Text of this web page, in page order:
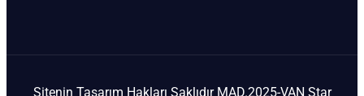
Sitenin Tasarım Hakları Saklıdır MAD.2025-VAN Star